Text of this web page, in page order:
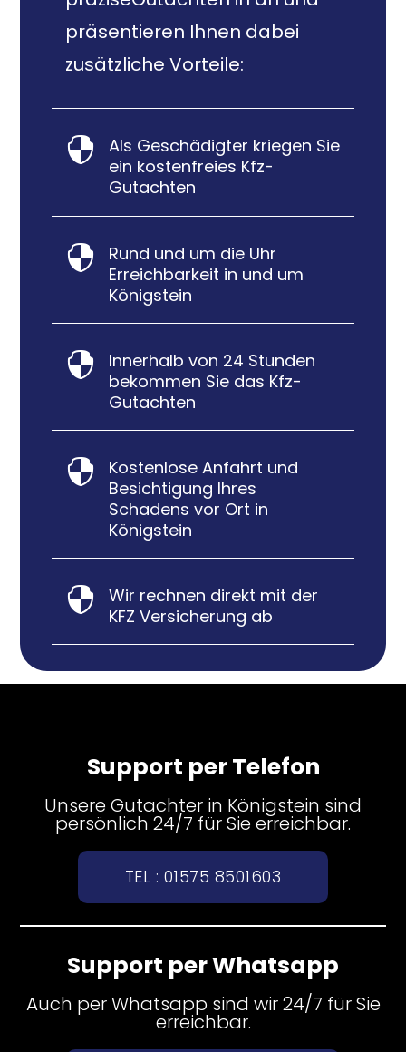
präsentieren Ihnen dabei
zusätzliche Vorteile:

Als Geschädigter kriegen Sie
ein kostenfreies Kfz-
Gutachten

Rund und um die Uhr
Erreichbarkeit in und um
Königstein

Innerhalb von 24 Stunden
bekommen Sie das Kfz-
Gutachten

Kostenlose Anfahrt und
Besichtigung Ihres
Schadens vor Ort in
Königstein

Wir rechnen direkt mit der
KFZ Versicherung ab
Support per Telefon
Unsere Gutachter in Königstein sind
persönlich 24/7 für Sie erreichbar.
TEL : 01575 8501603
Support per Whatsapp
Auch per Whatsapp sind wir 24/7 für Sie
erreichbar.